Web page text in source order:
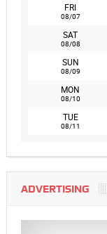
FRI
08/07
SAT
08/08
SUN
08/09
MON
08/10
TUE
08/11
ADVERTISING